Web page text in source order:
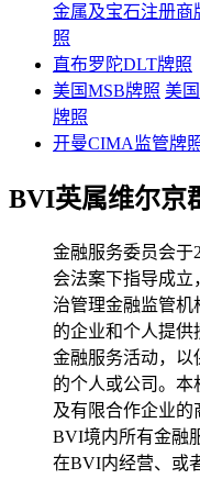
金属及宝石注册商
照
直布罗陀DLT牌照
美国MSB牌照 美
牌照
开曼CIMA监管牌
BVI英属维尔京
金融服务委员会于
会法案下指导成立
治管理金融监管
的企业和个人提供
金融服务活动，以
的个人或公司。本
及有限合作企业的
BVI境内所有金融
在BVI内经营、或